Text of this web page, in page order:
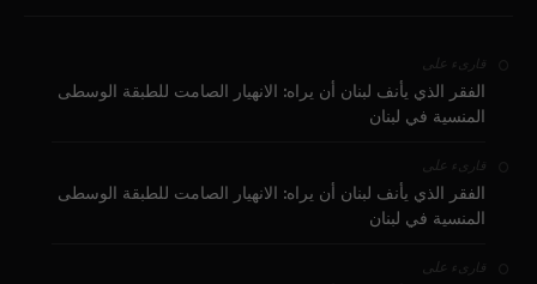
قارىء على
الفقر الذي يأنف لبنان أن يراه: الانهيار الصامت للطبقة الوسطى
المنسية في لبنان
قارىء على
الفقر الذي يأنف لبنان أن يراه: الانهيار الصامت للطبقة الوسطى
المنسية في لبنان
قارىء على